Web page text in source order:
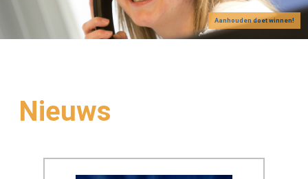
Aanhouden doet winnen!
Nieuws